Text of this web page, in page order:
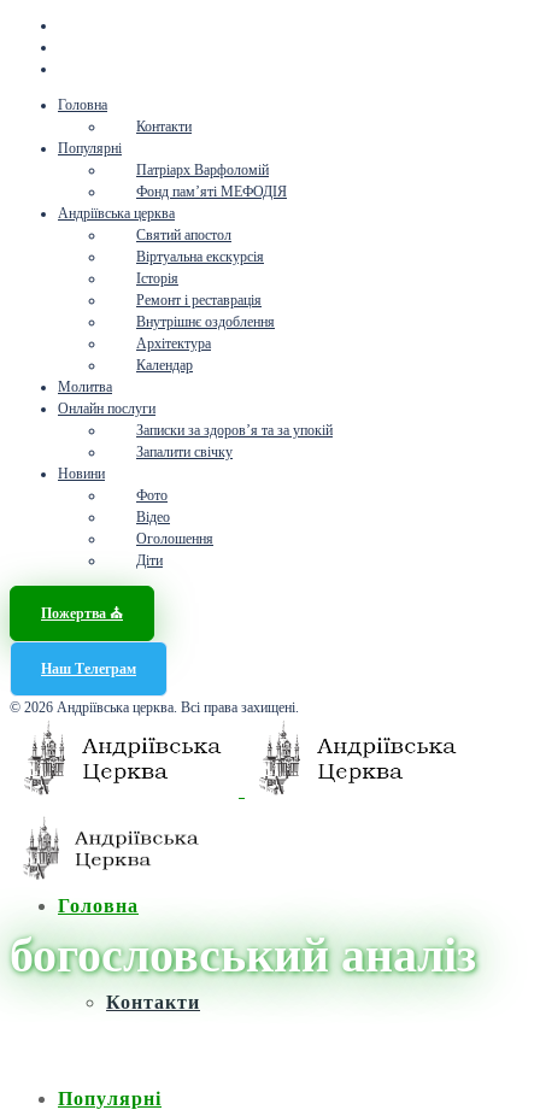
Головна
Контакти
Популярні
Патріарх Варфоломій
Фонд пам’яті МЕФОДІЯ
Андріївська церква
Святий апостол
Віртуальна екскурсія
Історія
Ремонт і реставрація
Внутрішнє оздоблення
Архітектура
Календар
Молитва
Онлайн послуги
Записки за здоров’я та за упокій
Запалити свічку
Новини
Фото
Відео
Оголошення
Діти
Пожертва ⛪️
Наш Телеграм
© 2026 Андріївська церква. Всі права захищені.
Головна
Контакти
Популярні
богословський аналіз